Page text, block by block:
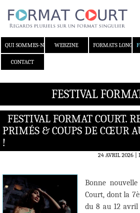
QUI SOMMES-NOUS ?WEBZINE FORMATS LONGS
CONTACT
FESTIVAL
FESTIVAL FORMAT COURT.
PRIMÉS & COUPS DE CŒUR
!
24 AVRIL 2026
Bonne
Court, dont la
du 8 au 12 avril